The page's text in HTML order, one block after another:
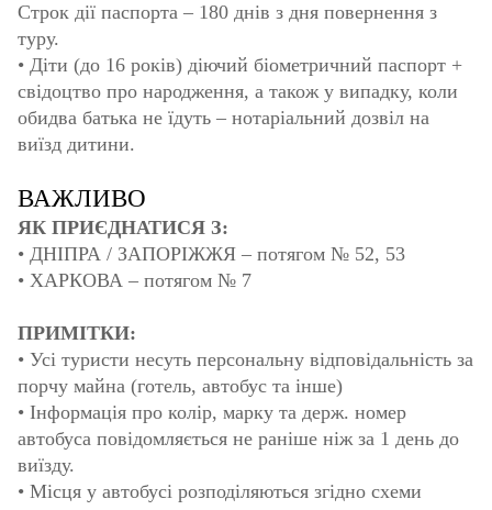
Строк дії паспорта – 180 днів з дня повернення з
туру.
• Діти (до 16 років) діючий біометричний паспорт +
свідоцтво про народження, а також у випадку, коли
обидва батька не їдуть – нотаріальний дозвіл на
виїзд дитини.
ВАЖЛИВО
ЯК ПРИЄДНАТИСЯ З:
• ДНІПРА / ЗАПОРІЖЖЯ – потягом № 52, 53
• ХАРКОВА – потягом № 7
ПРИМІТКИ:
• Усі туристи несуть персональну відповідальність за
порчу майна (готель, автобус та інше)
• Інформація про колір, марку та держ. номер
автобуса повідомляється не раніше ніж за 1 день до
виїзду.
• Місця у автобусі розподіляються згідно схеми